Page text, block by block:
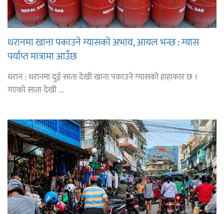
धरानमा खाना पकाउने ग्यासको अभाव, आयल भन्छ : ग्यास
पर्याप्त मात्रामा आउँछ
धरान : धरानमा दुई साता देखी खाना पकाउने ग्यासको हाहाकार छ ।
गएको साता देखी ...